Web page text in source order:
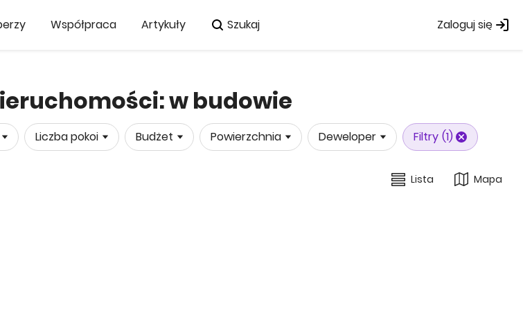
Współpraca Artykuły Szukaj Zaloguj się
w budowie
Liczba pokoi Budżet Powierzchnia Deweloper Filtry (1)
Lista Mapa